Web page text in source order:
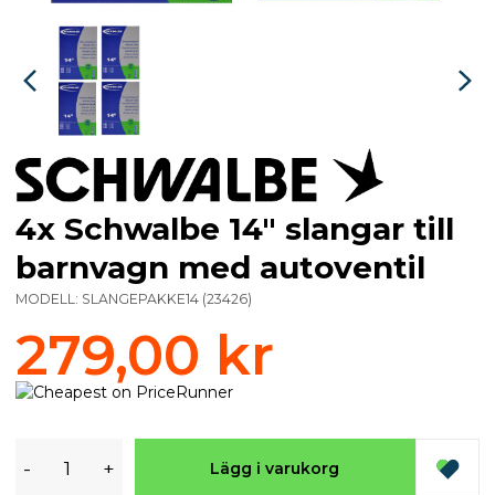
4x Schwalbe 14" slangar till
barnvagn med autoventil
MODELL: SLANGEPAKKE14 (23426)
279,00 kr
- + Lägg i varukorg